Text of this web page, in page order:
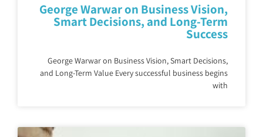
George Warwar on Business Vision,
Smart Decisions, and Long-Term
Success
George Warwar on Business Vision, Smart Decisions,
and Long-Term Value Every successful business begins
with